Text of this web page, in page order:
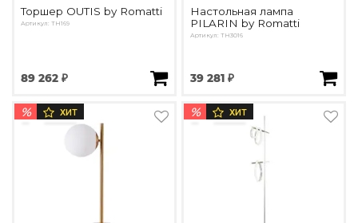
Торшер OUTIS by Romatti
Артикул: TH169
89 262 ₽
Настольная лампа
PILARIN by Romatti
Артикул: ТН3016
39 281 ₽
% ХИТ % ХИТ